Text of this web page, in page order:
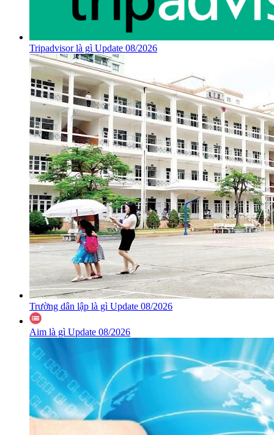
Tripadvisor là gì Update 08/2026
Trường dân lập là gì Update 08/2026
Aim là gì Update 08/2026